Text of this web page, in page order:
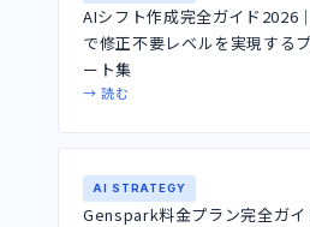
AIシフト作成完全ガイド2026
で修正不要レベルを実現する
ート集
→ 読む
AI STRATEGY
Genspark料金プラン完全ガイ